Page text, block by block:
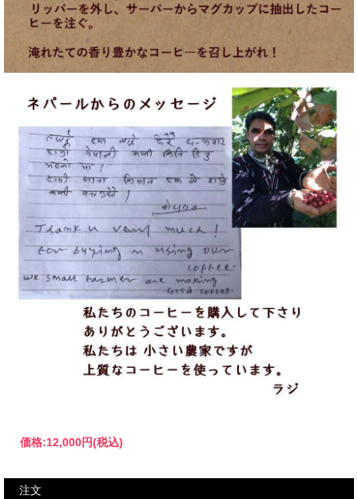
価格:12,000円(税込)
注文